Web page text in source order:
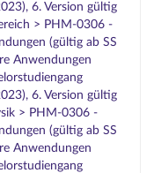
6. Version gültig
> PHM-0306 -
(gültig ab SS
Anwendungen
6. Version gültig
> PHM-0306 -
(gültig ab SS
Anwendungen